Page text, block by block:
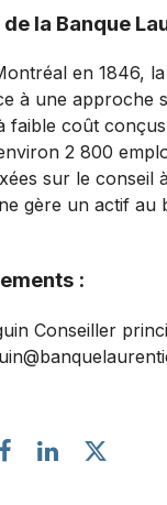
la Banque
en 1846,
à une approche
faible coût
2 800
sur le conseil
gère un actif au
:
Conseiller
P